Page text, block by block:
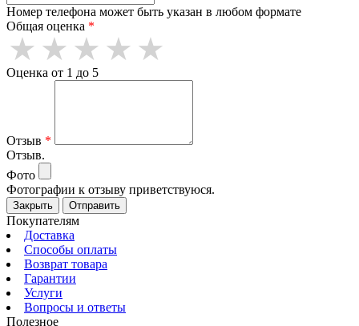
Номер телефона может быть указан в любом формате
Общая оценка *
Оценка от 1 до 5
Отзыв *
Отзыв.
Фото
Фотографии к отзыву приветствуюся.
Закрыть Отправить
Покупателям
Доставка
Способы оплаты
Возврат товара
Гарантии
Услуги
Вопросы и ответы
Полезное